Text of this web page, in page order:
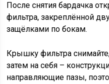
После снятия бардачка
фильтра, закреплённой
защёлками по бокам.
Крышку фильтра
затем на себя –
направляющие пазы,